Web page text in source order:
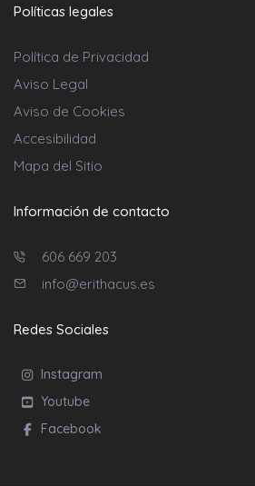
Políticas legales
Política de Privacidad
Aviso Legal
Aviso de Cookies
Accesibilidad
Mapa del Sitio
Información de contacto
606 669 203
info@erithacus.es
Redes Sociales
Instagram
Youtube
Facebook